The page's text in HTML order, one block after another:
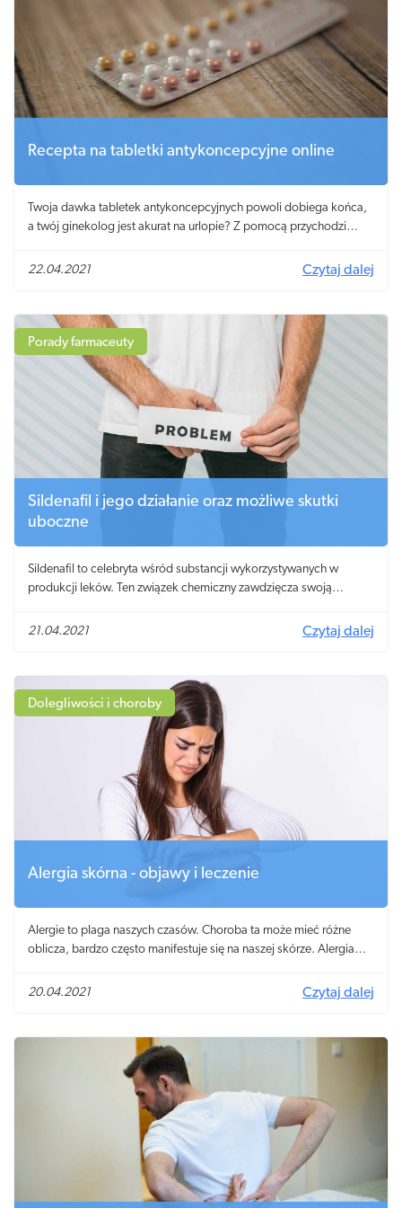
Recepta na tabletki antykoncepcyjne online
Twoja dawka tabletek antykoncepcyjnych powoli dobiega końca,
a twój ginekolog jest akurat na urlopie? Z pomocą przychodzi
pośrednictwem której lekarze udzielają konsultacji wraz z
22.04.2021 Czytaj dalej
Porady farmaceuty
Sildenafil i jego działanie oraz możliwe skutki
uboczne
Sildenafil to celebryta wśród substancji wykorzystywanych w
produkcji leków. Ten związek chemiczny zawdzięcza swoją
mężczyznom na całym świecie uporać się z problemem impotencji.
21.04.2021 Czytaj dalej
Dolegliwości i choroby
Alergia skórna - objawy i leczenie
Alergie to plaga naszych czasów. Choroba ta może mieć różne
oblicza, bardzo często manifestuje się na naszej skórze. Alergia
dorosłych, ale i u dzieci. Co zrobić, gdy zmiany skórne i
20.04.2021 Czytaj dalej